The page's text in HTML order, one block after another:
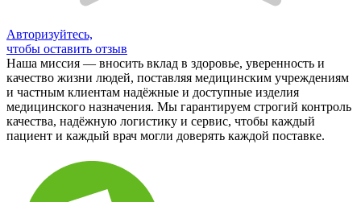
Авторизуйтесь,
чтобы оставить отзыв
Наша миссия — вносить вклад в здоровье, уверенность и
качество жизни людей, поставляя медицинским учреждениям
и частным клиентам надёжные и доступные изделия
медицинского назначения. Мы гарантируем строгий контроль
качества, надёжную логистику и сервис, чтобы каждый
пациент и каждый врач могли доверять каждой поставке.